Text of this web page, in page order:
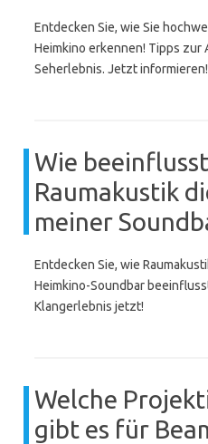
Entdecken Sie, wie Sie
Heimkino erkennen! Tipps zur
Seherlebnis. Jetzt informieren!
Wie
Raumakustik
meiner
Entdecken Sie, wie
Heimkino-Soundbar
Klangerlebnis jetzt!
Welche
gibt es für